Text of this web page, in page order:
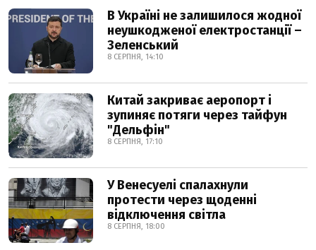
В Україні не залишилося жодної
неушкодженої електростанції –
Зеленський
8 СЕРПНЯ, 14:10
Китай закриває аеропорт і
зупиняє потяги через тайфун
"Дельфін"
8 СЕРПНЯ, 17:10
У Венесуелі спалахнули
протести через щоденні
відключення світла
8 СЕРПНЯ, 18:00